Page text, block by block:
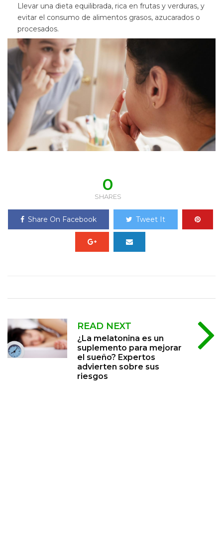
Llevar una dieta equilibrada, rica en frutas y verduras, y
evitar el consumo de alimentos grasos, azucarados o
procesados.
0
SHARES
Share On Facebook Tweet It
READ NEXT
¿La melatonina es un
suplemento para mejorar
el sueño? Expertos
advierten sobre sus
riesgos